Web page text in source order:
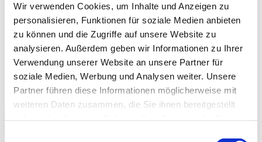
Wir verwenden Cookies, um Inhalte und Anzeigen zu
personalisieren, Funktionen für soziale Medien anbieten
zu können und die Zugriffe auf unsere Website zu
analysieren. Außerdem geben wir Informationen zu Ihrer
Verwendung unserer Website an unsere Partner für
soziale Medien, Werbung und Analysen weiter. Unsere
Partner führen diese Informationen möglicherweise mit
weiteren Daten zusammen, die Sie ihnen bereitgestellt
Übersicht
English(Englisch )"> English(Englisch)
DE
Deutsch
Englisch
DE